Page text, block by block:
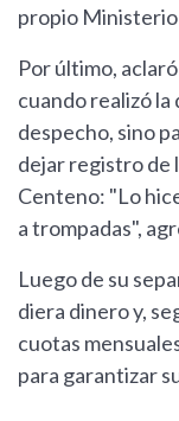
propio
Por último,
cuando realizó
despecho, sino
dejar registro de
Centeno: "Lo
a trompadas",
Luego de su
diera dinero y,
cuotas
para garantizar